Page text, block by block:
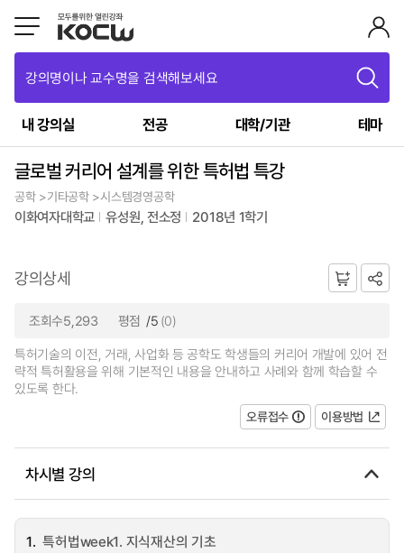
강의명이나 교수명을 검색해보세요
내 강의실 전공 대학/기관 테마
글로벌 커리어 설계를 위한 특허법 특강
공학 >기타공학 >시스템경영공학
이화여자대학교 유성원, 전소정 2018년 1학기
강의상세
조회수5,293 평점 /5 (0)
특허기술의 이전, 거래, 사업화 등 공학도 학생들의 커리어 개발에 있어 전
략적 특허활용을 위해 기본적인 내용을 안내하고 사례와 함께 학습할 수
있도록 한다.
오류접수
이용방법
차시별 강의
1. 특허법week1. 지식재산의 기초